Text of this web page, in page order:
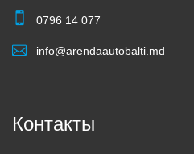
0796 14 077
info@arendaautobalti.md
Контакты